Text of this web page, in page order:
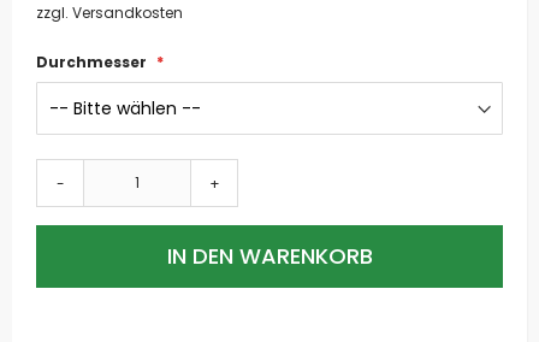
zzgl. Versandkosten
Durchmesser
- +
IN DEN WARENKORB